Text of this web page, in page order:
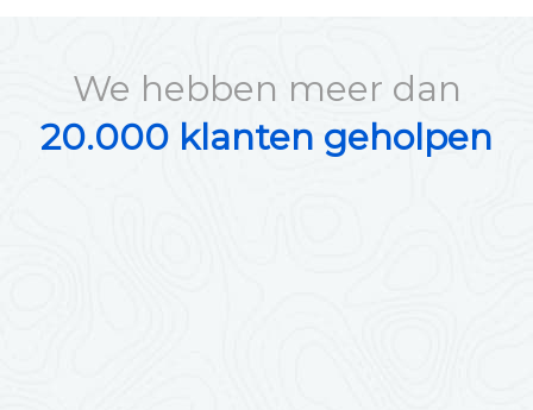
We hebben meer dan
20.000 klanten geholpen